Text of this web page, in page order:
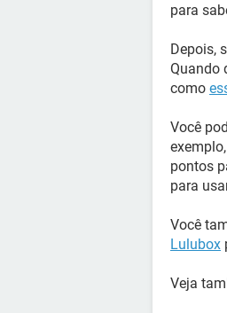
para
Depois,
Quando
como
Você
pontos
para
Você
Lulubox
Veja